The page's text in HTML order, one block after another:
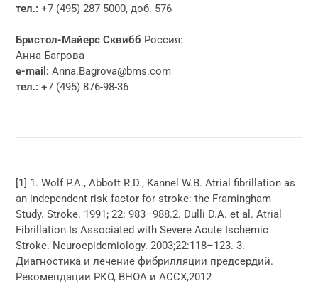
тел.:+7 (495) 287 5000, доб. 576
Бристол-Майерс Сквибб Россия:
Анна Багрова
e-mail:Anna.Bagrova@bms.com
тел.:+7 (495) 876-98-36
[1] 1. Wolf P.A., Abbott R.D., Kannel W.B. Atrial fibrillation as
an independent risk factor for stroke: the Framingham
Study. Stroke. 1991; 22: 983–988.2. Dulli D.A. et al. Atrial
Fibrillation Is Associated with Severe Acute Ischemic
Stroke. Neuroepidemiology. 2003;22:118–123. 3.
Диагностика и лечение фибрилляции предсердий.
Рекомендации РКО, ВНОА и АССХ,2012